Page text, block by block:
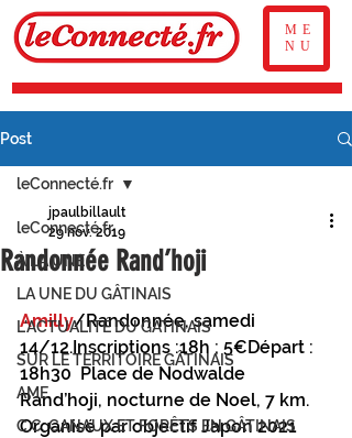
ME
NU
Post
leConnecté.fr
À LA UNE
LA UNE DU GÂTINAIS
L'ACTUALITÉ DU GÂTINAIS
SUR LE TERRITOIRE GÂTINAIS
AME
C.C. CANAUX ET FORÊTS EN GÂTINAIS
leConnecté.fr
Randonnée Rand’hoji
jpaulbillault
29 nov. 2019
Amilly/Randonnée, samedi
14/12.Inscriptions :18h ; 5€Départ :
18h30  Place de Nodwalde
Rand’hoji, nocturne de Noel, 7 km.
Organisé par objectif Japon 2021